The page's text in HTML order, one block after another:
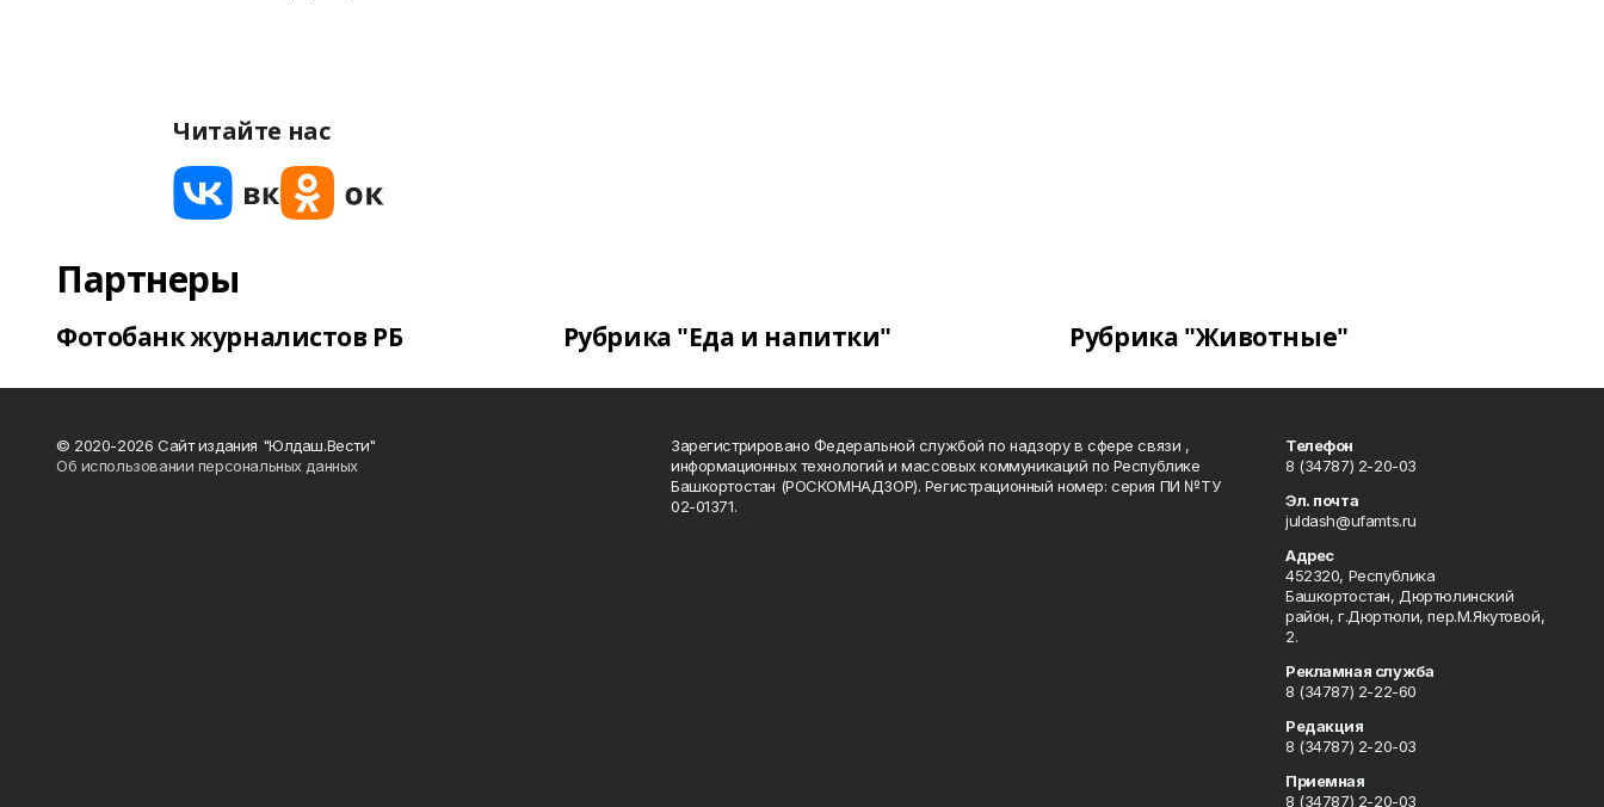
Читайте нас
Партнеры
Фотобанк журналистов РБ Рубрика "Еда и напитки" Рубрика "Животные"
© 2020-2026 Сайт издания "Юлдаш.Вести"
Об использовании персональных данных
Зарегистрировано Федеральной службой по надзору в сфере связи ,
информационных технологий и массовых коммуникаций по Республике
Башкортостан (РОСКОМНАДЗОР). Регистрационный номер: серия ПИ №ТУ
02-01371.
Телефон
8 (34787) 2-20-03
Эл. почта
juldash@ufamts.ru
Адрес
452320, Республика
Башкортостан, Дюртюлинский
район, г.Дюртюли, пер.М.Якутовой,
2.
Рекламная служба
8 (34787) 2-22-60
Редакция
8 (34787) 2-20-03
Приемная
8 (34787) 2-20-03